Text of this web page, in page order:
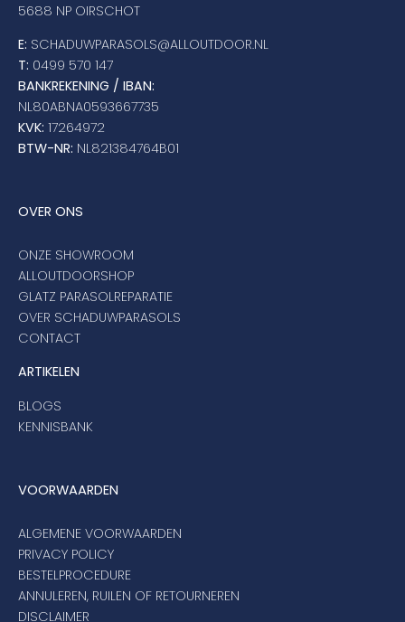
5688 NP OIRSCHOT
E: SCHADUWPARASOLS@ALLOUTDOOR.NL
T: 0499 570 147
BANKREKENING / IBAN:
NL80ABNA0593667735
KVK: 17264972
BTW-NR: NL821384764B01
OVER ONS
ONZE SHOWROOM
ALLOUTDOORSHOP
GLATZ PARASOLREPARATIE
OVER SCHADUWPARASOLS
CONTACT
ARTIKELEN
BLOGS
KENNISBANK
VOORWAARDEN
ALGEMENE VOORWAARDEN
PRIVACY POLICY
BESTELPROCEDURE
ANNULEREN, RUILEN OF RETOURNEREN
DISCLAIMER